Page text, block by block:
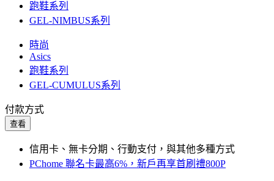
跑鞋系列
GEL-NIMBUS系列
時尚
Asics
跑鞋系列
GEL-CUMULUS系列
付款方式
查看
信用卡、無卡分期、行動支付，與其他多種方式
PChome 聯名卡最高6%，新戶再享首刷禮800P